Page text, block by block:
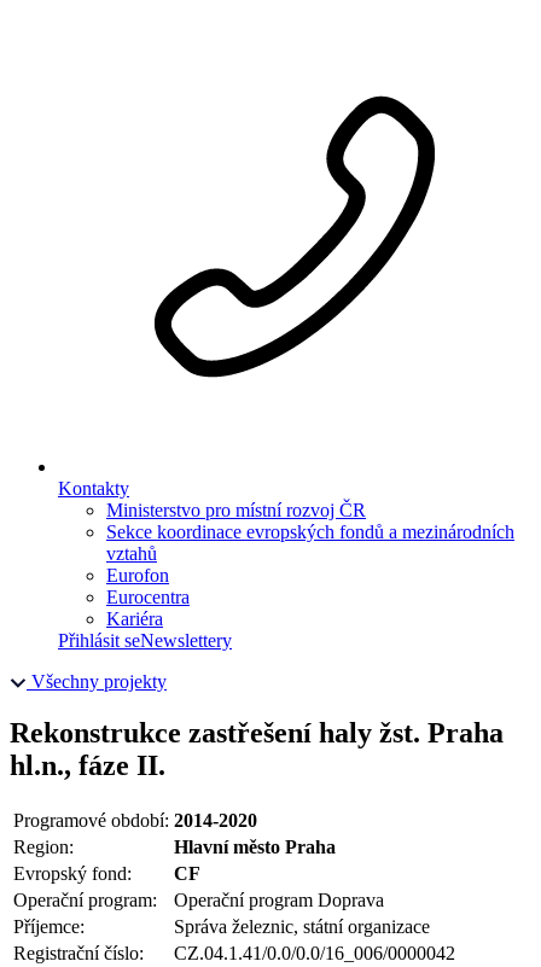
Kontakty
Ministerstvo pro místní rozvoj ČR
Sekce koordinace evropských fondů a mezinárodních
vztahů
Eurofon
Eurocentra
Kariéra
Přihlásit seNewslettery
Všechny projekty
Rekonstrukce zastřešení haly žst. Praha
hl.n., fáze II.
Programové období: 2014-2020
Region:
Hlavní město Praha
Evropský fond:
CF
Operační program:
Operační program Doprava
Příjemce:
Správa železnic, státní organizace
Registrační číslo:
CZ.04.1.41/0.0/0.0/16_006/0000042